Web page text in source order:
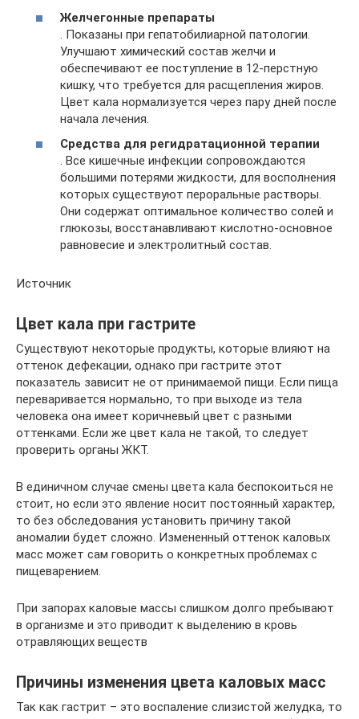
Желчегонные препараты
. Показаны при гепатобилиарной патологии.
Улучшают химический состав желчи и
обеспечивают ее поступление в 12-перстную
кишку, что требуется для расщепления жиров.
Цвет кала нормализуется через пару дней после
начала лечения.
Средства для регидратационной терапии
. Все кишечные инфекции сопровождаются
большими потерями жидкости, для восполнения
которых существуют пероральные растворы.
Они содержат оптимальное количество солей и
глюкозы, восстанавливают кислотно-основное
равновесие и электролитный состав.
Источник
Цвет кала при гастрите
Существуют некоторые продукты, которые влияют на
оттенок дефекации, однако при гастрите этот
показатель зависит не от принимаемой пищи. Если пища
переваривается нормально, то при выходе из тела
человека она имеет коричневый цвет с разными
оттенками. Если же цвет кала не такой, то следует
проверить органы ЖКТ.
В единичном случае смены цвета кала беспокоиться не
стоит, но если это явление носит постоянный характер,
то без обследования установить причину такой
аномалии будет сложно. Измененный оттенок каловых
масс может сам говорить о конкретных проблемах с
пищеварением.
При запорах каловые массы слишком долго пребывают
в организме и это приводит к выделению в кровь
отравляющих веществ
Причины изменения цвета каловых масс
Так как гастрит – это воспаление слизистой желудка, то